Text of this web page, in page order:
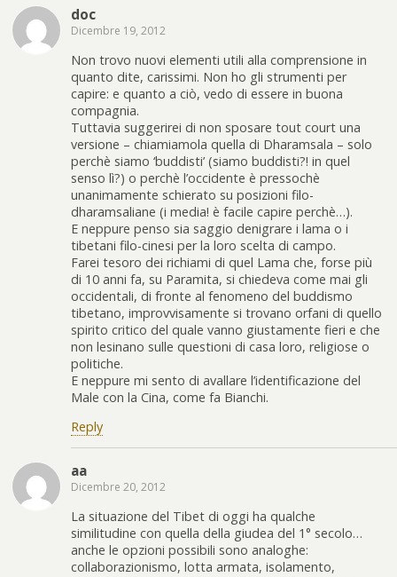
doc
Dicembre 19, 2012
Non trovo nuovi elementi utili alla comprensione in
quanto dite, carissimi. Non ho gli strumenti per
capire: e quanto a ciò, vedo di essere in buona
compagnia.
Tuttavia suggerirei di non sposare tout court una
versione – chiamiamola quella di Dharamsala – solo
perchè siamo ‘buddisti’ (siamo buddisti?! in quel
senso lì?) o perchè l’occidente è pressochè
unanimamente schierato su posizioni filo-
dharamsaliane (i media! è facile capire perchè…).
E neppure penso sia saggio denigrare i lama o i
tibetani filo-cinesi per la loro scelta di campo.
Farei tesoro dei richiami di quel Lama che, forse più
di 10 anni fa, su Paramita, si chiedeva come mai gli
occidentali, di fronte al fenomeno del buddismo
tibetano, improvvisamente si trovano orfani di quello
spirito critico del quale vanno giustamente fieri e che
non lesinano sulle questioni di casa loro, religiose o
politiche.
E neppure mi sento di avallare l’identificazione del
Male con la Cina, come fa Bianchi.
Reply
aa
Dicembre 20, 2012
La situazione del Tibet di oggi ha qualche
similitudine con quella della giudea del 1° secolo…
anche le opzioni possibili sono analoghe:
collaborazionismo, lotta armata, isolamento,